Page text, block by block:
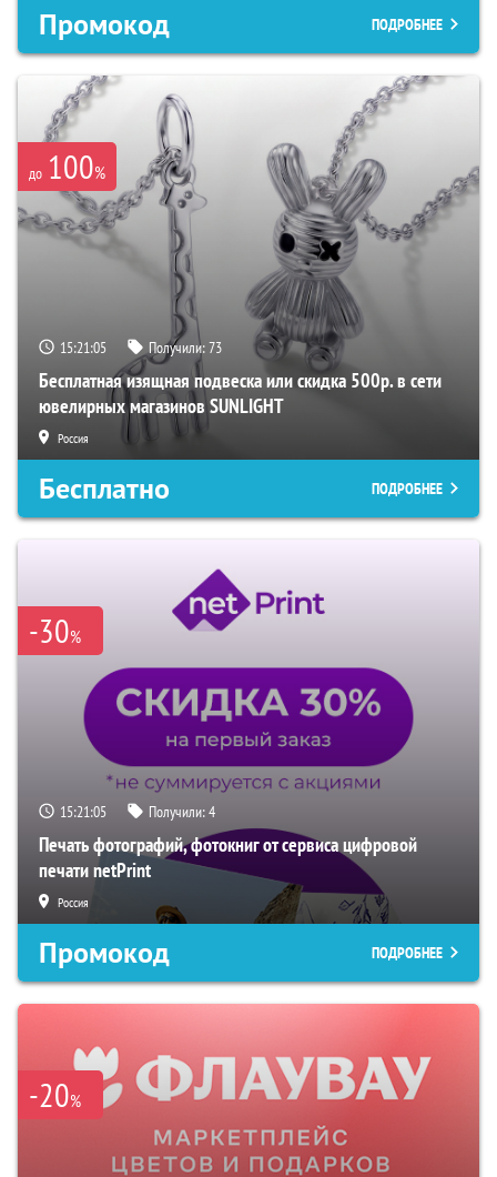
Промокод ПОДРОБНЕЕ
до 100%
15:21:04 Получили:73
Бесплатная изящная подвеска или скидка 500р. в сети
ювелирных магазинов SUNLIGHT
Россия
Бесплатно ПОДРОБНЕЕ
-30%
15:21:04 Получили:4
Печать фотографий, фотокниг от сервиса цифровой
печати netPrint
Россия
Промокод ПОДРОБНЕЕ
-20%